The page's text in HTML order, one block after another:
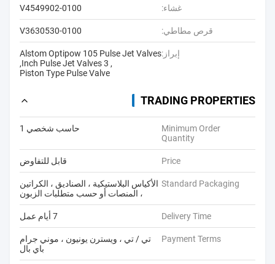
غشاء: V4549902-0100
قرص مطاطي: V3630530-0100
إبراز:Alstom Optipow 105 Pulse Jet Valves
,
3 Inch Pulse Jet Valves
,
Piston Type Pulse Valve
TRADING PROPERTIES
Minimum Order
Quantity
حاسب شخصي 1
Price قابل للتفاوض
Standard Packaging الأكياس البلاستيكية ، الصناديق ، الكراتين
، المنصات أو حسب متطلبات الزبون
Delivery Time 7 أيام عمل
Payment Terms
تي / تي ، ويسترن يونيون ، موني جرام
باي بال